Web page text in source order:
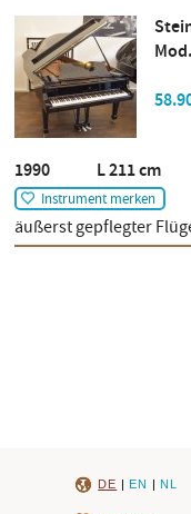
1990 L 211 cm
Instrument merken
äußerst gepflegter
DE | EN | NL